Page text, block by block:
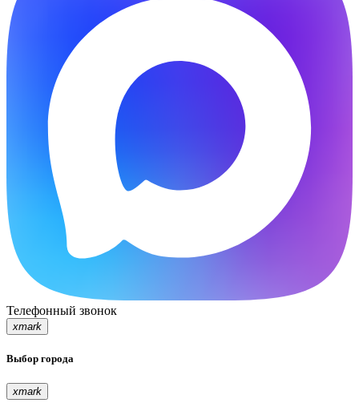
Телефонный звонок
xmark
Выбор города
xmark